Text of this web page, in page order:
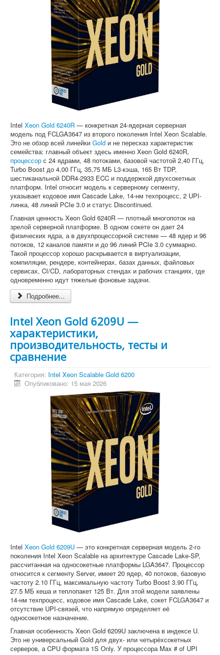
Intel Xeon Gold 6240R — конкретная 24-ядерная серверная
модель под FCLGA3647 из второго поколения Intel Xeon Scalable.
Это не обзор всей линейки Gold и не пересказ характеристик
семейства: главный объект здесь именно Xeon Gold 6240R,
процессор с 24 ядрами, 48 потоками, базовой частотой 2,40 ГГц,
Turbo Boost до 4,00 ГГц, 35,75 МБ L3-кэша, 165 Вт TDP,
шестиканальной DDR4-2933 ECC и поддержкой двухсокетных
платформ. Intel относит модель к серверному сегменту,
указывает кодовое имя Cascade Lake, 14-нм техпроцесс, 2 UPI-
линка, 48 линий PCIe 3.0 и статус Discontinued.
Главная ценность Xeon Gold 6240R — плотный многопоток на
зрелой серверной платформе. В одном сокете он дает 24
физических ядра, а в двухпроцессорной системе — 48 ядер и 96
потоков, 12 каналов памяти и до 96 линий PCIe 3.0 суммарно.
Такой процессор хорошо раскрывается в виртуализации,
компиляции, рендере, контейнерах, базах данных, файловых
сервисах, CI/CD, лабораторных стендах и рабочих станциях, где
одновременно идут тяжелые фоновые задачи.
Подробнее...
Intel Xeon Gold 6209U —
характеристики,
производительность, тесты и
сравнение
Категория: Intel Xeon Scalable Gold 6200
Опубликовано: 15 мая 2026
Intel Xeon Gold 6209U — это конкретная серверная модель 2-го
поколения Intel Xeon Scalable на архитектуре Cascade Lake-SP,
рассчитанная на односокетные платформы LGA3647. Процессор
относится к сегменту Server, имеет 20 ядер, 40 потоков, базовую
частоту 2.10 ГГц, максимальную частоту Turbo Boost 3.90 ГГц,
27.5 МБ кеша и теплопакет 125 Вт. Для этой модели заявлены
14-нм техпроцесс, кодовое имя Cascade Lake, сокет FCLGA3647 и
отсутствие UPI-связей, что напрямую определяет её
односокетное назначение.
Главная особенность Xeon Gold 6209U заключена в индексе U.
Это не универсальный Gold для двух- или четырёхсокетных
серверов, а CPU формата 1S Only. У процессора Max # of UPI